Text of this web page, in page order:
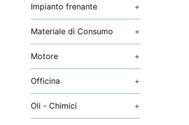
Impianto frenante +
Materiale di Consumo +
Motore +
Officina +
Oli - Chimici +